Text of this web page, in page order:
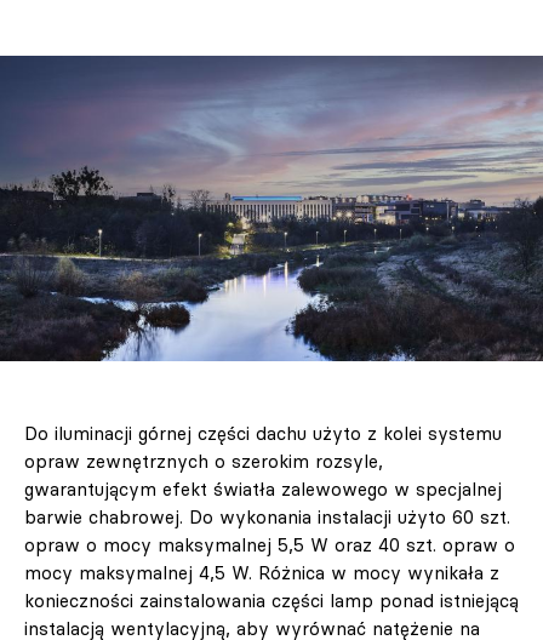
Do iluminacji górnej części dachu użyto z kolei systemu
opraw zewnętrznych o szerokim rozsyle,
gwarantującym efekt światła zalewowego w specjalnej
barwie chabrowej. Do wykonania instalacji użyto 60 szt.
opraw o mocy maksymalnej 5,5 W oraz 40 szt. opraw o
mocy maksymalnej 4,5 W. Różnica w mocy wynikała z
konieczności zainstalowania części lamp ponad istniejącą
instalacją wentylacyjną, aby wyrównać natężenie na